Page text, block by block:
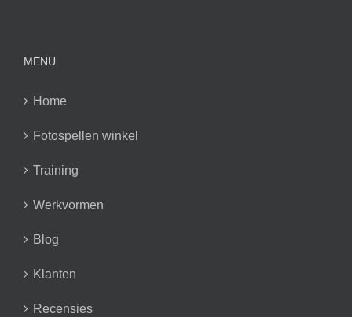
MENU
Home
Fotospellen winkel
Training
Werkvormen
Blog
Klanten
Recensies